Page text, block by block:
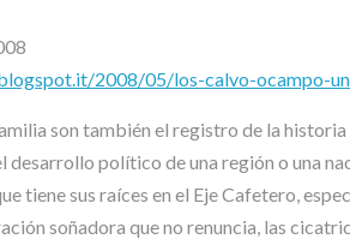
2008/05/los-calvo-ocampo-
son también el registro de la
desarrollo político de una región o una
tiene sus raíces en el Eje Cafetero,
soñadora que no renuncia, las